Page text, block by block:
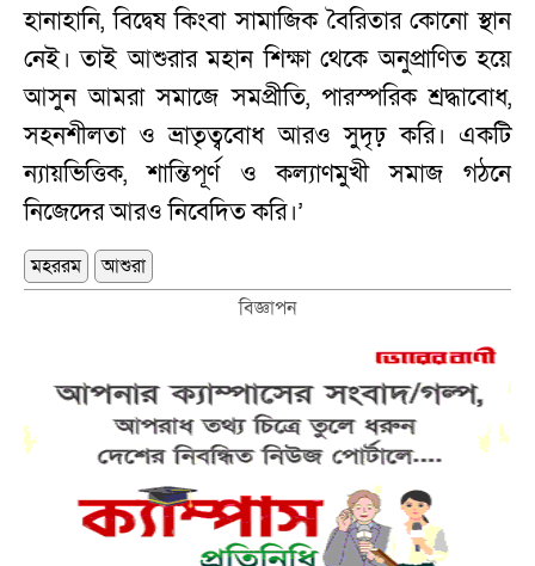
হানাহানি, বিদ্বেষ কিংবা সামাজিক বৈরিতার কোনো স্থান
নেই। তাই আশুরার মহান শিক্ষা থেকে অনুপ্রাণিত হয়ে
আসুন আমরা সমাজে সমপ্রীতি, পারস্পরিক শ্রদ্ধাবোধ,
সহনশীলতা ও ভ্রাতৃত্ববোধ আরও সুদৃঢ় করি। একটি
ন্যায়ভিত্তিক, শান্তিপূর্ণ ও কল্যাণমুখী সমাজ গঠনে
নিজেদের আরও নিবেদিত করি।’
মহররম
আশুরা
বিজ্ঞাপন